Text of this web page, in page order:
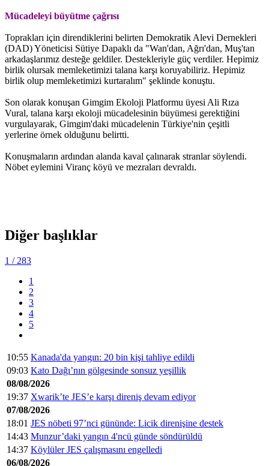
Mücadeleyi büyütme çağrısı
Toprakları için direndiklerini belirten Demokratik Alevi Dernekleri
(DAD) Yöneticisi Sütiye Dapaklı da "Wan'dan, Ağrı'dan, Muş'tan
arkadaşlarımız desteğe geldiler. Destekleriyle güç verdiler. Hepimiz
birlik olursak memleketimizi talana karşı koruyabiliriz. Hepimiz
birlik olup memleketimizi kurtaralım" şeklinde konuştu.
Son olarak konuşan Gimgim Ekoloji Platformu üyesi Ali Rıza
Vural, talana karşı ekoloji mücadelesinin büyümesi gerektiğini
vurgulayarak, Gimgim'daki mücadelenin Türkiye'nin çeşitli
yerlerine örnek olduğunu belirtti.
Konuşmaların ardından alanda kaval çalınarak stranlar söylendi.
Nöbet eylemini Viranç köyü ve mezraları devraldı.
Diğer başlıklar
1 / 283
1
2
3
4
5
10:55 Kanada'da yangın: 20 bin kişi tahliye edildi
09:03 Kato Dağı’nın gölgesinde sonsuz yeşillik
08/08/2026
19:37 Xwarik’te JES’e karşı direniş devam ediyor
07/08/2026
18:01 JES nöbeti 97’nci gününde: Licik direnişine destek
14:43 Munzur’daki yangın 4'ncü günde söndürüldü
14:37 Köylüler JES çalışmasını engelledi
06/08/2026